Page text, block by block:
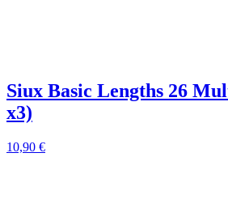
Siux Basic Lengths 26
x3)
10,90 €